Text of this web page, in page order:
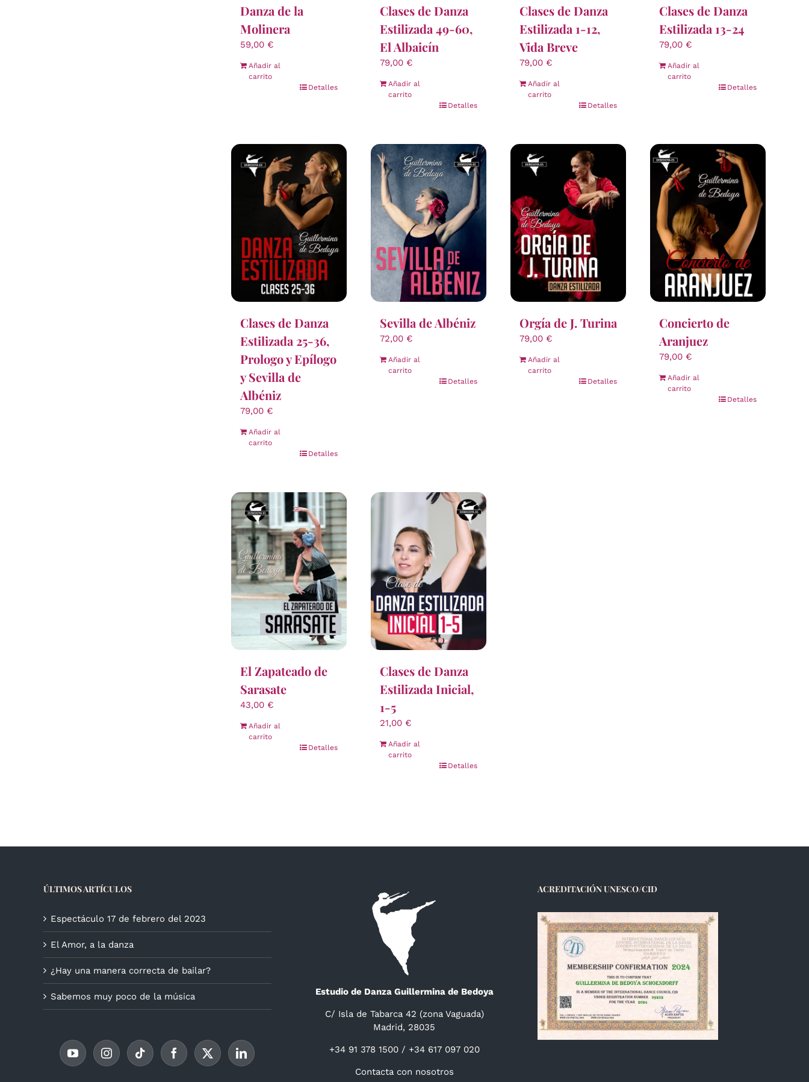
Danza de la
Molinera
59,00 €
Añadir al
carrito
Detalles
Clases de Danza
Estilizada 49-60,
El Albaicín
79,00 €
Añadir al
carrito
Detalles
Clases de Danza
Estilizada 1-12,
Vida Breve
79,00 €
Añadir al
carrito
Detalles
Clases de Danza
Estilizada 13-24
79,00 €
Añadir al
carrito
Detalles
Clases de Danza
Estilizada 25-36,
Prologo y Epílogo
y Sevilla de
Albéniz
79,00 €
Añadir al
carrito
Detalles
Sevilla de Albéniz
72,00 €
Añadir al
carrito
Detalles
Orgía de J. Turina
79,00 €
Añadir al
carrito
Detalles
Concierto de
Aranjuez
79,00 €
Añadir al
carrito
Detalles
El Zapateado de
Sarasate
43,00 €
Añadir al
carrito
Detalles
Clases de Danza
Estilizada Inicial,
1-5
21,00 €
Añadir al
carrito
Detalles
ÚLTIMOS ARTÍCULOS
Espectáculo 17 de febrero del 2023
El Amor, a la danza
¿Hay una manera correcta de bailar?
Sabemos muy poco de la música Estudio de Danza Guillermina de Bedoya
C/ Isla de Tabarca 42 (zona Vaguada)
Madrid, 28035
+34 91 378 1500 / +34 617 097 020
Contacta con nosotros
ACREDITACIÓN UNESCO/CID